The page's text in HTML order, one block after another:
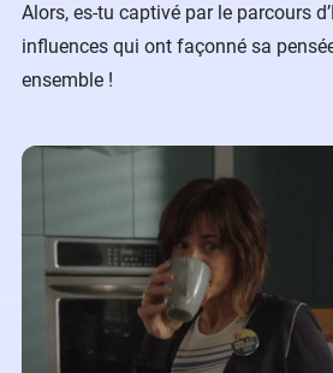
Alors, es-tu captivé par le parcours
influences qui ont façonné sa
ensemble !